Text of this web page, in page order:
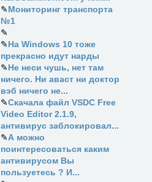
✎Мониторинг транспорта
№1
✎
✎На Windows 10 тоже
прекрасно идут нарды
✎Не неси чушь, нет там
ничего. Ни аваст ни доктор
вэб ничего не...
✎Скачала файл VSDC Free
Video Editor 2.1.9,
антивирус заблокировал...
✎А можно
поинтересоваться каким
антивирусом Вы
пользуетесь ? И...